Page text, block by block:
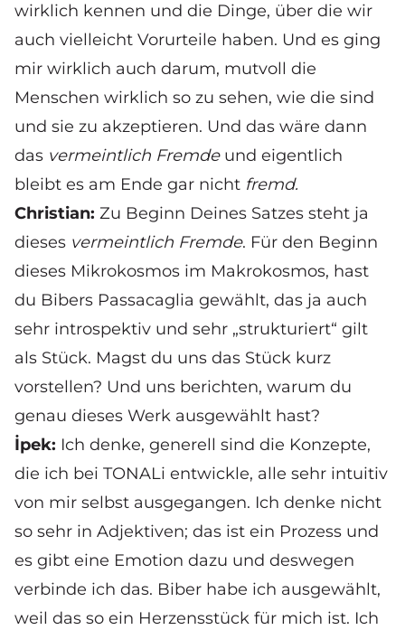
wirklich kennen und die Dinge, über die wir
auch vielleicht Vorurteile haben. Und es ging
mir wirklich auch darum, mutvoll die
Menschen wirklich so zu sehen, wie die sind
und sie zu akzeptieren. Und das wäre dann
das vermeintlich Fremdeund eigentlich
bleibt es am Ende gar nicht fremd.
Christian: Zu Beginn Deines Satzes steht ja
dieses vermeintlich Fremde. Für den Beginn
dieses Mikrokosmos im Makrokosmos, hast
du Bibers Passacaglia gewählt, das ja auch
sehr introspektiv und sehr „strukturiert“ gilt
als Stück. Magst du uns das Stück kurz
vorstellen? Und uns berichten, warum du
genau dieses Werk ausgewählt hast?
İpek: Ich denke, generell sind die Konzepte,
die ich bei TONALi entwickle, alle sehr intuitiv
von mir selbst ausgegangen. Ich denke nicht
so sehr in Adjektiven; das ist ein Prozess und
es gibt eine Emotion dazu und deswegen
verbinde ich das. Biber habe ich ausgewählt,
weil das so ein Herzensstück für mich ist. Ich